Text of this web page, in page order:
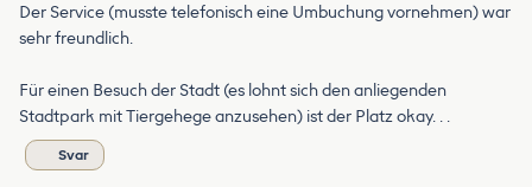
Der Service (musste telefonisch eine Umbuchung vornehmen) war
sehr freundlich.
Für einen Besuch der Stadt (es lohnt sich den anliegenden
Stadtpark mit Tiergehege anzusehen) ist der Platz okay. . .
Svar